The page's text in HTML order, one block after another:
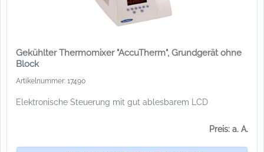
Gekühlter Thermomixer "AccuTherm", Grundgerät ohne
Block
Artikelnummer: 17490
Elektronische Steuerung mit gut ablesbarem LCD
Preis: a. A.